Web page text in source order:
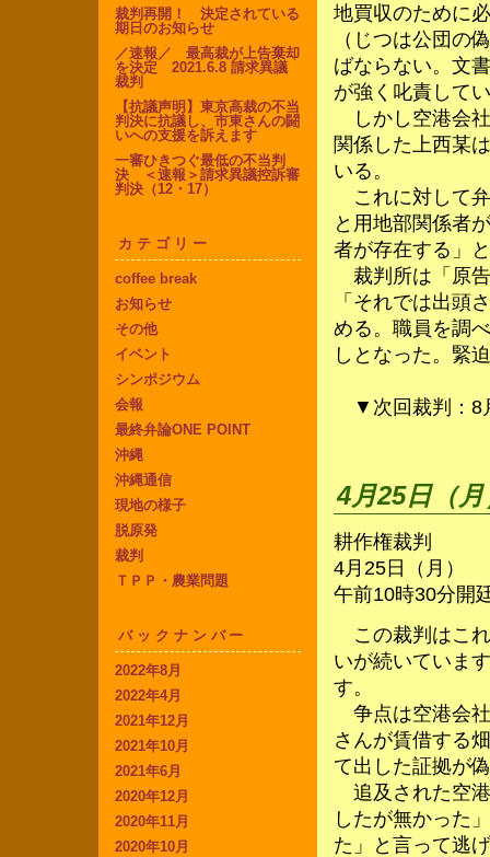
裁判再開！ 決定されている
期日のお知らせ
／速報／ 最高裁が上告棄却
を決定 2021.6.8 請求異議
裁判
【抗議声明】東京高裁の不当
判決に抗議し、市東さんの闘
いへの支援を訴えます
一審ひきつぐ最低の不当判
決 ＜速報＞請求異議控訴審
判決（12・17）
カテゴリー
coffee break
お知らせ
その他
イベント
シンポジウム
会報
最終弁論ONE POINT
沖縄
沖縄通信
現地の様子
脱原発
裁判
ＴＰＰ・農業問題
バックナンバー
2022年8月
2022年4月
2021年12月
2021年10月
2021年6月
2020年12月
2020年11月
2020年10月
地買収のために
（じつは公団の
ばならない。文
が強く叱責して
しかし空港会
関係した上西某
いる。
これに対して
と用地部関係者
者が存在する」
裁判所は「原
「それでは出頭
める。職員を調
しとなった。緊
▼次回裁判：8
4月25日（
耕作権裁判
4月25日（月）
午前10時30分開
この裁判はこ
いが続いていま
す。
争点は空港会
さんが賃借する
て出した証拠が
追及された空
したが無かった
た」と言って逃